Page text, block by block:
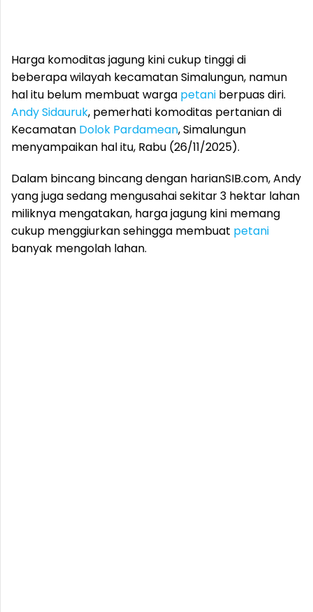
Harga komoditas jagung kini cukup tinggi di
beberapa wilayah kecamatan Simalungun, namun
hal itu belum membuat warga petani berpuas diri.
Andy Sidauruk, pemerhati komoditas pertanian di
Kecamatan Dolok Pardamean, Simalungun
menyampaikan hal itu, Rabu (26/11/2025).
Dalam bincang bincang dengan harianSIB.com, Andy
yang juga sedang mengusahai sekitar 3 hektar lahan
miliknya mengatakan, harga jagung kini memang
cukup menggiurkan sehingga membuat petani
banyak mengolah lahan.